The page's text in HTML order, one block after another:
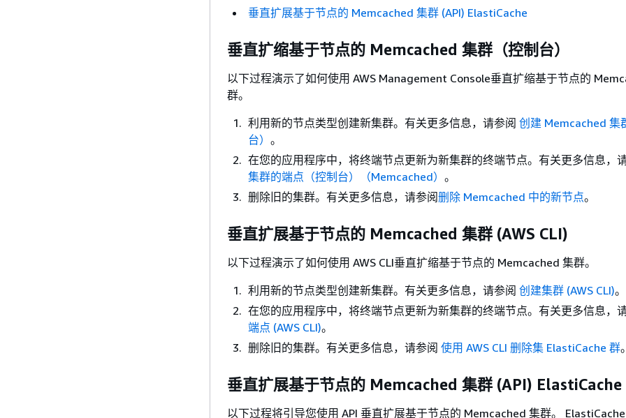
垂直扩展基于节点的 Memcached 集群 (API) ElastiCache
垂直扩缩基于节点的 Memcached 集群（控制台）
以下过程演示了如何使用 AWS Management Console垂直扩缩基于节点的
群。
利用新的节点类型创建新集群。有关更多信息，请参阅 创建 Memcached 集
台） 。
在您的应用程序中，将终端节点更新为新集群的终端节点。有关更多信息，
集群的端点（控制台）（Memcached） 。
删除旧的集群。有关更多信息，请参阅删除 Memcached 中的新节点。
垂直扩展基于节点的 Memcached 集群 (AWS CLI)
以下过程演示了如何使用 AWS CLI垂直扩缩基于节点的 Memcached 集群。
利用新的节点类型创建新集群。有关更多信息，请参阅 创建集群 (AWS CLI)。
在您的应用程序中，将终端节点更新为新集群的终端节点。有关更多信息，
端点 (AWS CLI)。
删除旧的集群。有关更多信息，请参阅 使用 AWS CLI 删除集 ElastiCache 群。
垂直扩展基于节点的 Memcached 集群 (API) ElastiCache
以下过程将引导您使用 API 垂直扩展基于节点的 Memcached 集群。 ElastiCache